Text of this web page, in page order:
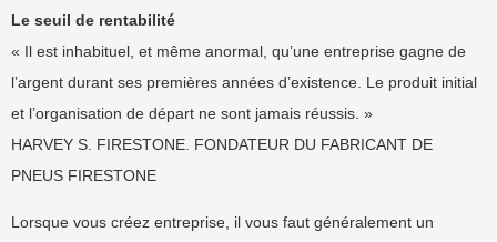
Le seuil de rentabilité
« Il est inhabituel, et même anormal, qu’une entreprise gagne de
l’argent durant ses premières années d’existence. Le produit initial
et l’organisation de départ ne sont jamais réussis. »
HARVEY S. FIRESTONE. FONDATEUR DU FABRICANT DE
PNEUS FIRESTONE
Lorsque vous créez entreprise, il vous faut généralement un